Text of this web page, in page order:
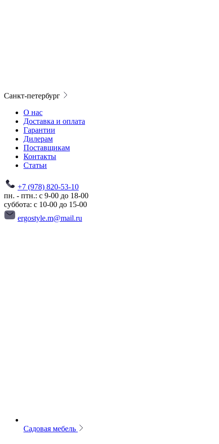
Санкт-петербург
О нас
Доставка и оплата
Гарантии
Дилерам
Поставщикам
Контакты
Статьи
+7 (978) 820-53-10
пн. - птн.: с 9-00 до 18-00
суббота: с 10-00 до 15-00
ergostyle.m@mail.ru
Садовая мебель